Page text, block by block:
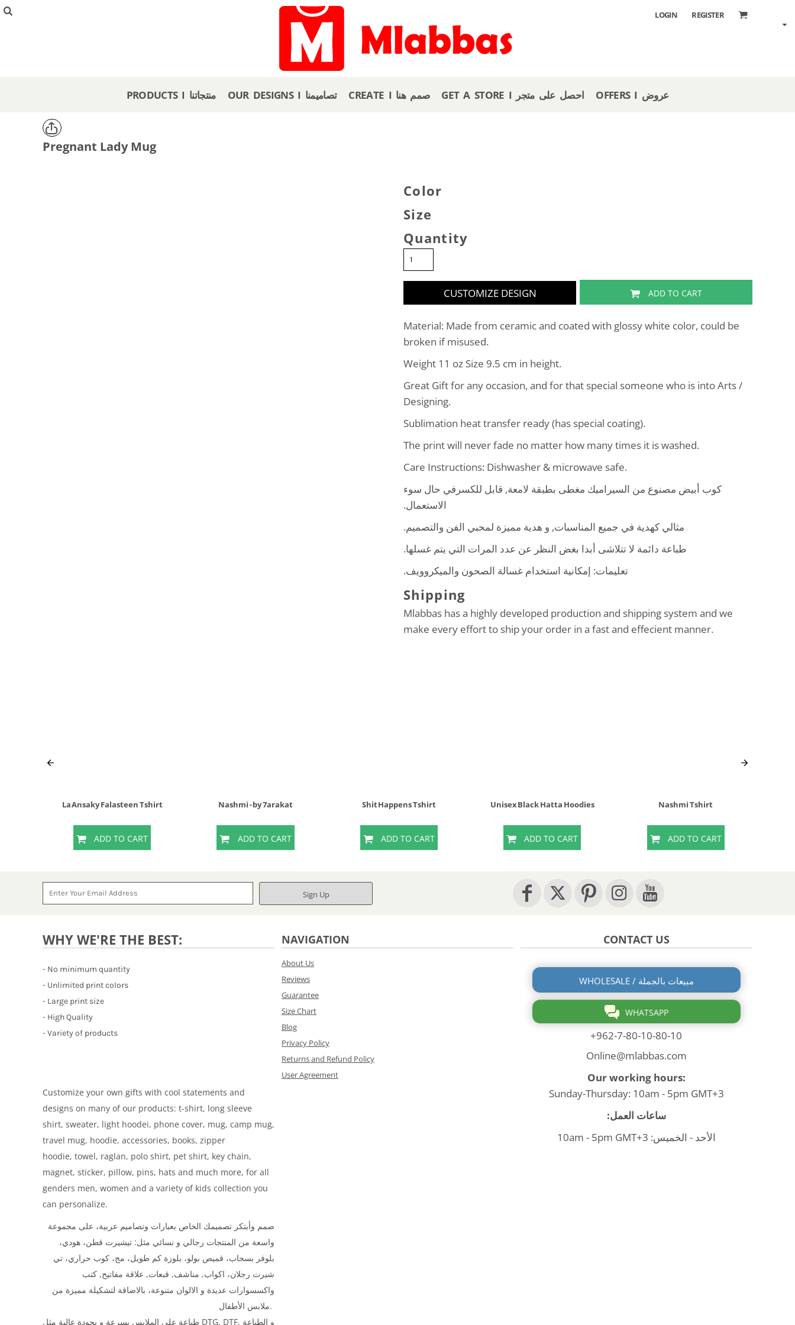
LOGIN REGISTER
PRODUCTS I منتجاتنا OUR DESIGNS I تصاميمنا CREATE I صمم هنا GET A STORE I احصل على متجر OFFERS I عروض
Pregnant Lady Mug
Color
Size
Quantity
CUSTOMIZE DESIGN ADD TO CART
Material: Made from ceramic and coated with glossy white color, could be
broken if misused.
Weight 11 oz Size 9.5 cm in height.
Great Gift for any occasion, and for that special someone who is into Arts /
Designing.
Sublimation heat transfer ready (has special coating).
The print will never fade no matter how many times it is washed.
Care Instructions: Dishwasher & microwave safe.
كوب أبيض مصنوع من السيراميك مغطى بطبقة لامعة, قابل للكسرفي حال سوء
الاستعمال.
مثالي كهدية في جميع المناسبات, و هدية مميزة لمحبي الفن والتصميم.
طباعة دائمة لا تتلاشى أبدا بغض النظر عن عدد المرات التي يتم غسلها.
تعليمات: إمكانية استخدام غسالة الصحون والميكروويف.
Shipping
Mlabbas has a highly developed production and shipping system and we
make every effort to ship your order in a fast and effecient manner.
La Ansaky Falasteen Tshirt
ADD TO CART
Nashmi - by 7arakat
ADD TO CART
Shit Happens Tshirt
ADD TO CART
Unisex Black Hatta Hoodies
ADD TO CART
Nashmi Tshirt
ADD TO CART
Sign Up
WHY WE'RE THE BEST:
- No minimum quantity
- Unlimited print colors
- Large print size
- High Quality
- Variety of products
Customize your own gifts with cool statements and
designs on many of our products: t-shirt, long sleeve
shirt, sweater, light hoodei, phone cover, mug, camp mug,
travel mug, hoodie, accessories, books, zipper
hoodie, towel, raglan, polo shirt, pet shirt, key chain,
magnet, sticker, pillow, pins, hats and much more, for all
genders men, women and a variety of kids collection you
can personalize.
صمم وأبتكر تصميمك الخاص بعبارات وتصاميم عربية، على مجموعة
واسعة من المنتجات رجالي و نسائي مثل: تيشيرت قطن، هودي،
بلوفر بسحاب، قميص بولو، بلوزة كم طويل، مج، كوب حراري، تي
شيرت رجلان، اكواب, مناشف, قبعات, علاقة مفاتيح, كتب
واكسسوارات عديدة و الالوان متنوعة، بالاضاقة لتشكيلة مميزة من
ملابس الأطفال.
طباعة على الملابس بسرعة و بجودة عالية مثل DTG, DTF, و الطباعة
NAVIGATION
About Us
Reviews
Guarantee
Size Chart
Blog
Privacy Policy
Returns and Refund Policy
User Agreement
CONTACT US
WHOLESALE / مبيعات بالجملة
WHATSAPP
+962-7-80-10-80-10
Online@mlabbas.com
Our working hours:
Sunday-Thursday: 10am - 5pm GMT+3
ساعات العمل:
الأحد - الخميس: 10am - 5pm GMT+3
REGISTER
CART: 0 ITEM
CURRENCY:
{CC} - {CN}